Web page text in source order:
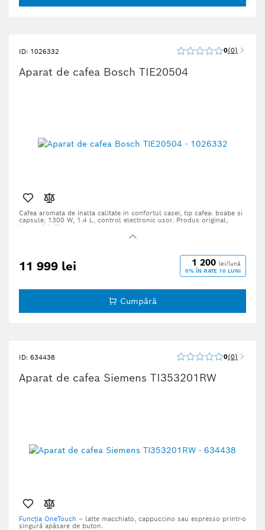
ID: 1026332 0 0
Aparat de cafea Bosch TIE20504
Cafea aromata de inalta calitate in confortul casei, tip cafea: boabe si
capsule, 1300 W, 1.4 L, control electronic usor. Produs original,
livrare 24–72 ore
11 999 lei 1 200 lei/lună
0% ÎN RATE 10 LUNI
Cumpără
ID: 634438 0 0
Aparat de cafea Siemens TI353201RW
Funcția OneTouch – latte macchiato, cappuccino sau espresso printr-o
singură apăsare de buton.